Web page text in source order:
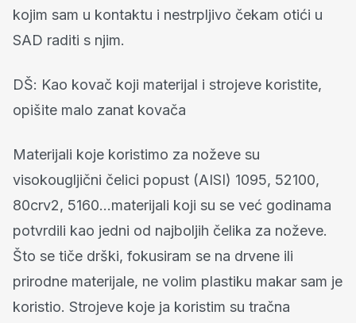
kojim sam u kontaktu i nestrpljivo čekam otići u
SAD raditi s njim.
DŠ: Kao kovač koji materijal i strojeve koristite,
opišite malo zanat kovača
Materijali koje koristimo za noževe su
visokougljični čelici popust (AISI) 1095, 52100,
80crv2, 5160...materijali koji su se već godinama
potvrdili kao jedni od najboljih čelika za noževe.
Što se tiče drški, fokusiram se na drvene ili
prirodne materijale, ne volim plastiku makar sam je
koristio. Strojeve koje ja koristim su tračna